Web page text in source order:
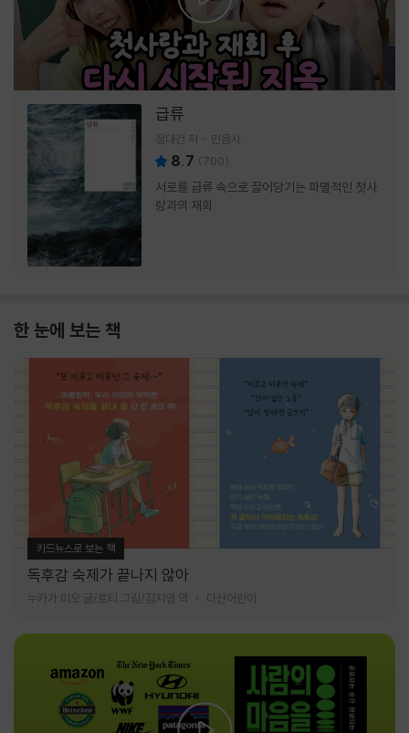
급류
정대건 저 민음사
8.7 (700)
서로를 급류 속으로 끌어당기는 파멸적인 첫사
랑과의 재회
한 눈에 보는 책
카드뉴스로 보는 책
독후감 숙제가 끝나지 않아
누카가 미오 글/토티 그림/김지영 역 다산어린이